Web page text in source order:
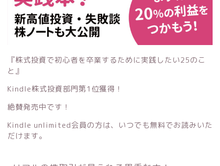
『株式投資で初心者を卒業するために実践したい25のこ
と』
Kindle株式投資部門第1位獲得！
絶賛発売中です！
Kindle unlimited会員の方は、いつでも無料でお読みいた
だけます。